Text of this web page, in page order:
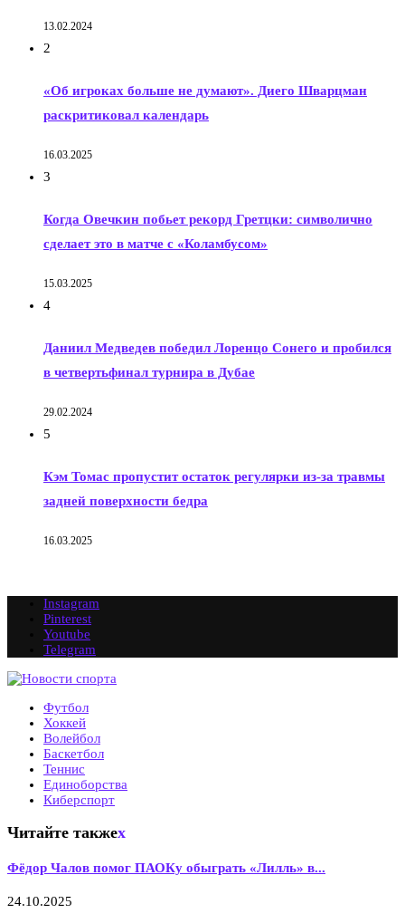
13.02.2024
2
«Об игроках больше не думают». Диего Шварцман
раскритиковал календарь
16.03.2025
3
Когда Овечкин побьет рекорд Гретцки: символично
сделает это в матче с «Коламбусом»
15.03.2025
4
Даниил Медведев победил Лоренцо Сонего и пробился
в четвертьфинал турнира в Дубае
29.02.2024
5
Кэм Томас пропустит остаток регулярки из-за травмы
задней поверхности бедра
16.03.2025
Instagram
Pinterest
Youtube
Telegram
Футбол
Хоккей
Волейбол
Баскетбол
Теннис
Единоборства
Киберспорт
Читайте такжеx
Фёдор Чалов помог ПАОКу обыграть «Лилль» в...
24.10.2025